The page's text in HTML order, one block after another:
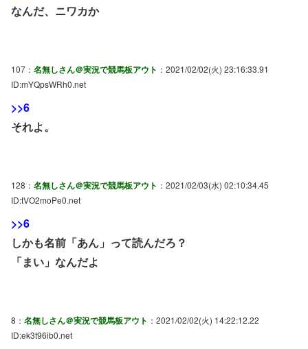
なんだ、ニワカか
107： 名無しさん＠実況で競馬板アウト ：2021/02/02(火) 23:16:33.91
ID:mYQpsWRh0.net
>>6
それよ。
128： 名無しさん＠実況で競馬板アウト ：2021/02/03(水) 02:10:34.45
ID:tVO2moPe0.net
>>6
しかも名前「あん」って読んだろ？
「まい」なんだよ
8： 名無しさん＠実況で競馬板アウト ：2021/02/02(火) 14:22:12.22
ID:ek3t96ib0.net